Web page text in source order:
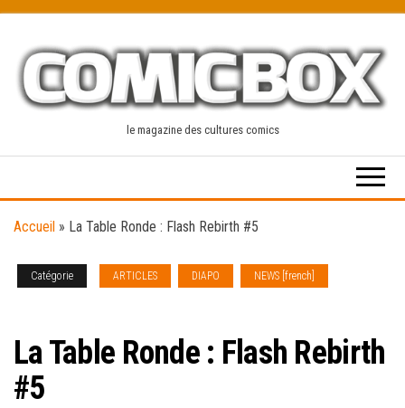
content
le magazine des cultures comics
Accueil » La Table Ronde : Flash Rebirth #5
Catégorie ARTICLES DIAPO NEWS [french]
La Table Ronde : Flash Rebirth
#5